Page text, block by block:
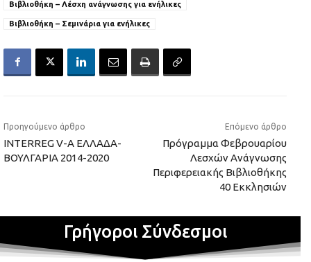
Βιβλιοθήκη – Λέσχη ανάγνωσης για ενήλικες
Βιβλιοθήκη – Σεμινάρια για ενήλικες
Προηγούμενο άρθρο
INTERREG V-A ΕΛΛΑΔΑ-
ΒΟΥΛΓΑΡΙΑ 2014-2020
Επόμενο άρθρο
Πρόγραμμα Φεβρουαρίου
Λεσχών Ανάγνωσης
Περιφερειακής Βιβλιοθήκης
40 Εκκλησιών
Γρήγοροι Σύνδεσμοι